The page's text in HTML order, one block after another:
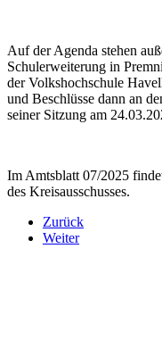
Auf der Agenda stehen
Schulerweiterung in
der Volkshochschule
und Beschlüsse dann an
seiner Sitzung am
Im Amtsblatt 07/2025
des Kreisausschusses.
Zurück
Weiter